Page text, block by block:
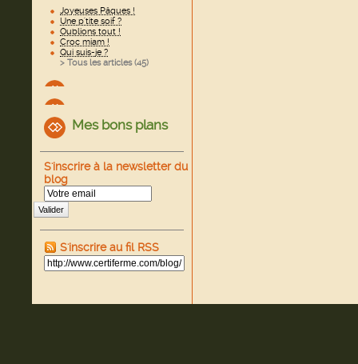
Joyeuses Pâques !
Une p'tite soif ?
Oublions tout !
Croc miam !
Qui suis-je ?
> Tous les articles (45)
Mes bons plans
S'inscrire à la newsletter du
blog
Valider
S'inscrire au fil RSS